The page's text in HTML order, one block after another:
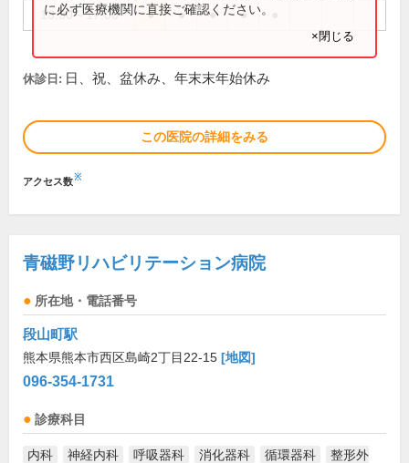
13:30～17:00 ● ● ● ●
に必ず医療機関に直接ご確認ください。
×閉じる
休診日: 日、祝、盆休み、年末末年始休み
この医院の詳細をみる
アクセス数※
青磁野リハビリテーション病院
所在地・電話番号
段山町駅
熊本県熊本市西区島崎2丁目22-15 [地図]
096-354-1731
診療科目
内科 神経内科 呼吸器科 消化器科 循環器科
整形外